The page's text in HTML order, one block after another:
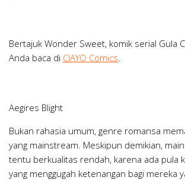
Bertajuk Wonder Sweet, komik serial Gula
Anda baca di CIAYO Comics
Aegires Blight
Bukan rahasia umum, genre romansa
yang mainstream . Meskipun demikian,
tentu berkualitas rendah, karena ada pula
yang menggugah ketenangan bagi mereka